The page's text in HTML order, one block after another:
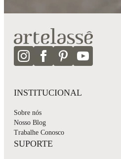
INSTITUCIONAL
Sobre nós
Nosso Blog
Trabalhe Conosco
SUPORTE